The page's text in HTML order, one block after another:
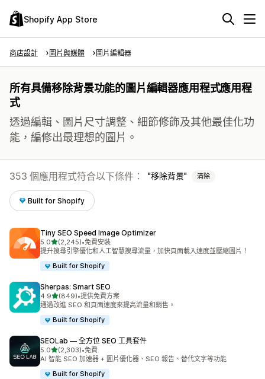
Shopify App Store
商店設計 圖片與媒體 圖片編輯器
所有具備移除背景功能的圖片編輯器應用程式應用程
式
透過編輯、圖片尺寸調整、細節修飾及其他最佳化功
能，編修出最理想的圖片。
353 個應用程式符合以下條件： 移除背景 清除
Built for Shopify
Tiny SEO Speed Image Optimizer
5.0滿分 5 顆星
(2,245)
共有 2245 則評價
•免費安裝
提升搜尋引擎優化和人工智慧搜尋流量，加快頁面載入速度並壓縮圖片！
Built for Shopify
Sherpas: Smart SEO
4.9滿分 5 顆星
(849)
共有 849 則評價
•提供免費方案
通過改進 SEO 和頁面速度來提高流量和銷售。
Built for Shopify
SEOLab — 全方位 SEO 工具套件
5.0滿分 5 顆星
(2,303)
共有 2303 則評價
•免費
AI 智能 SEO 加速器 + 圖片優化器、SEO 報告、替代文字等功能
Built for Shopify